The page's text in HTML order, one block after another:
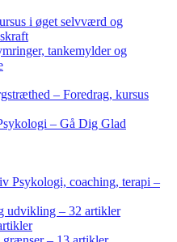
i øget selvværd og
tankemylder og
– Foredrag, kursus
– Gå Dig Glad
Psykologi, coaching, terapi –
udvikling – 32 artikler